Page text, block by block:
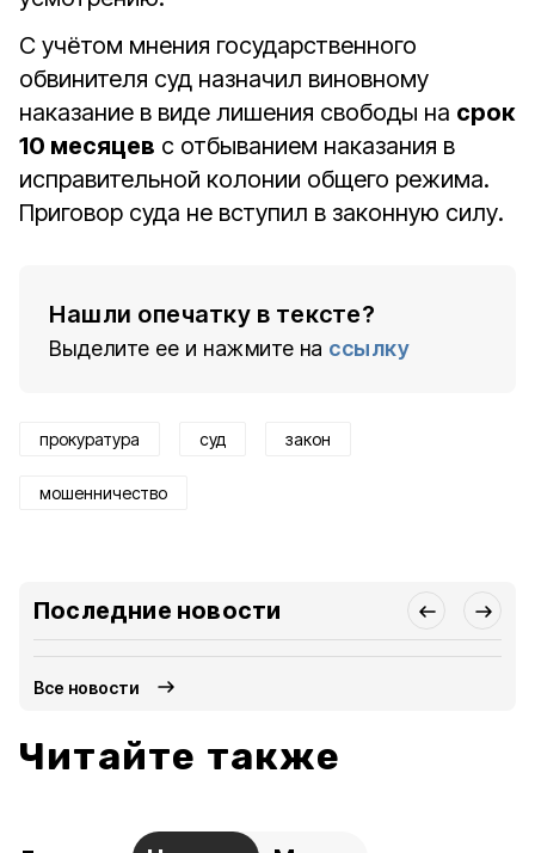
С учётом мнения государственного
обвинителя суд назначил виновному
наказание в виде лишения свободы на срок
10 месяцев с отбыванием наказания в
исправительной колонии общего режима.
Приговор суда не вступил в законную силу.
Нашли опечатку в тексте?
Выделите ее и нажмите на ссылку
прокуратура суд закон
мошенничество
Последние новости
Все новости
Читайте также